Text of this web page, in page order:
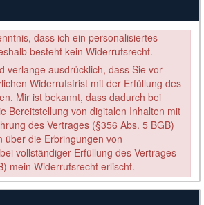
dass ich ein personalisiertes
besteht kein Widerrufsrecht.
verlange ausdrücklich, dass Sie vor
Widerrufsfrist mit der Erfüllung des
Mir ist bekannt, dass dadurch bei
Bereitstellung von digitalen Inhalten mit
des Vertrages (§356 Abs. 5 BGB)
über die Erbringungen von
vollständiger Erfüllung des Vertrages
mein Widerrufsrecht erlischt.